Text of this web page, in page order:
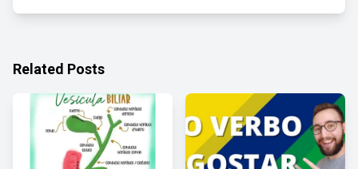
Related Posts